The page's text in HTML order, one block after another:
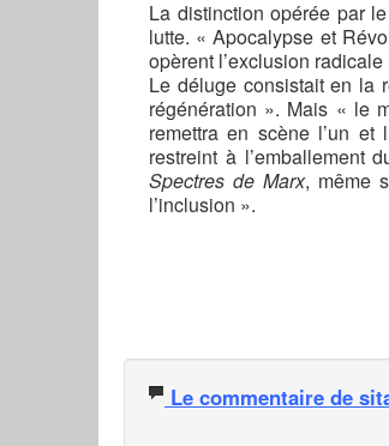
La distinction opérée par
lutte. « Apocalypse et
opèrent l’exclusion
Le déluge consistait en la
régénération ». Mais « le
remettra en scène l’un
restreint à l’emballement
Spectres de Marx, même
l’inclusion ».
Le commentaire de